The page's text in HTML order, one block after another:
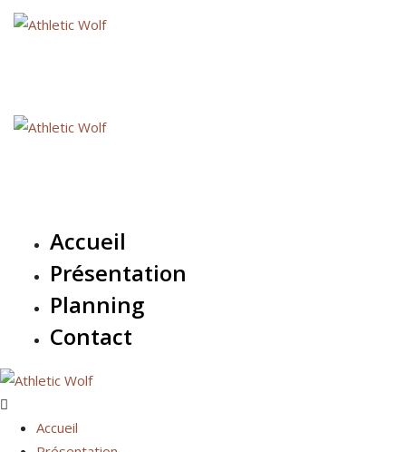
Skip
Accueil
Présentation
Planning
Contact
Accueil